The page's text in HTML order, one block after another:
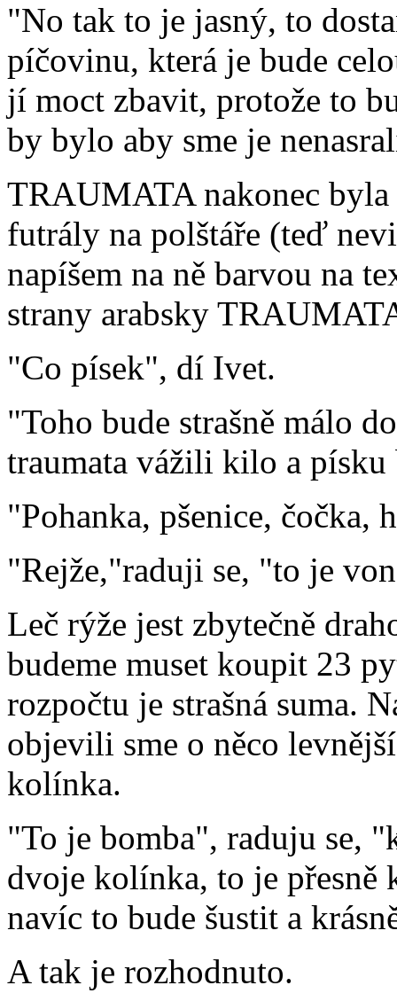
"No tak to je jasný, to
píčovinu, která je bude
jí moct zbavit, protože to
by bylo aby sme je
TRAUMATA nakonec
futrály na polštáře (teď
napíšem na ně barvou na
strany arabsky
"Co písek", dí Ivet.
"Toho bude strašně málo
traumata vážili kilo a
"Pohanka, pšenice, čočka,
"Rejže,"raduji se, "to je
Leč rýže jest zbytečně
budeme muset koupit 23
rozpočtu je strašná suma.
objevili sme o něco
kolínka.
"To je bomba", raduju se,
dvoje kolínka, to je přesně
navíc to bude šustit a
A tak je rozhodnuto.